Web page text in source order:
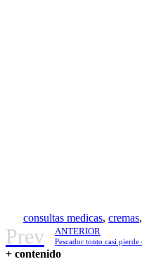
consultas medicas, cremas,
Prev ANTERIOR
+ contenido